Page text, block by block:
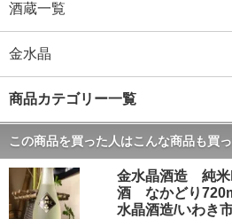
酒蔵一覧
金水晶
商品カテゴリー一覧
この商品を買った人はこんな商品も買
金水晶酒造 純米
酒 なかどり
水晶酒造/いわき